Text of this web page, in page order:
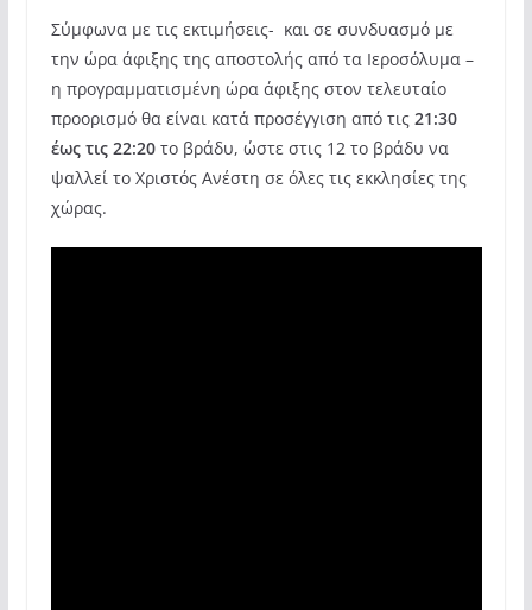
Σύμφωνα με τις εκτιμήσεις- και σε συνδυασμό με
την ώρα άφιξης της αποστολής από τα Ιεροσόλυμα –
η προγραμματισμένη ώρα άφιξης στον τελευταίο
προορισμό θα είναι κατά προσέγγιση από τις 21:30
έως τις 22:20το βράδυ, ώστε στις 12 το βράδυ να
ψαλλεί το Χριστός Ανέστη σε όλες τις εκκλησίες της
χώρας.